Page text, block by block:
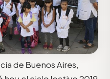
de Buenos Aires,